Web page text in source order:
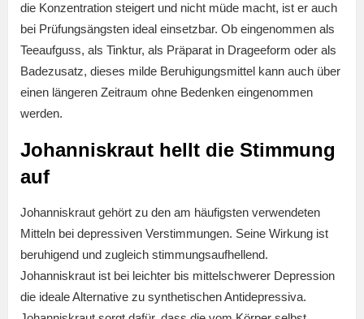
die Konzentration steigert und nicht müde macht, ist er auch
bei Prüfungsängsten ideal einsetzbar. Ob eingenommen als
Teeaufguss, als Tinktur, als Präparat in Drageeform oder als
Badezusatz, dieses milde Beruhigungsmittel kann auch über
einen längeren Zeitraum ohne Bedenken eingenommen
werden.
Johanniskraut hellt die Stimmung
auf
Johanniskraut gehört zu den am häufigsten verwendeten
Mitteln bei depressiven Verstimmungen. Seine Wirkung ist
beruhigend und zugleich stimmungsaufhellend.
Johanniskraut ist bei leichter bis mittelschwerer Depression
die ideale Alternative zu synthetischen Antidepressiva.